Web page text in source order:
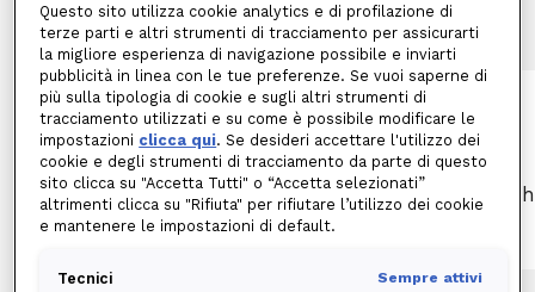
PC, TABLET E SMARTPHONE
Risoluzione di problematiche di
funzionamento come corretto
collegamento della stampante,
installazione di un programma sotware e
Questo sito utilizza cookie analytics e di profilazione di
terze parti e altri strumenti di tracciamento per assicurarti
la migliore esperienza di navigazione possibile e inviarti
pubblicità in linea con le tue preferenze. Se vuoi saperne di
più sulla tipologia di cookie e sugli altri strumenti di
tracciamento utilizzati e su come è possibile modificare le
impostazioni clicca qui. Se desideri accettare l'utilizzo dei
cookie e degli strumenti di tracciamento da parte di questo
sito clicca su "Accetta Tutti" o “Accetta selezionati”
altrimenti clicca su "Rifiuta" per rifiutare l’utilizzo dei cookie
e mantenere le impostazioni di default.
Tecnici Sempre attivi